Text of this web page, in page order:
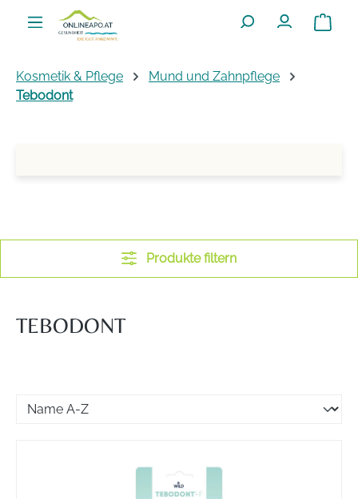
Zum Hauptinhalt springen
Kosmetik & Pflege
Mund und Zahnpflege
Tebodont
Produkte filtern
TEBODONT